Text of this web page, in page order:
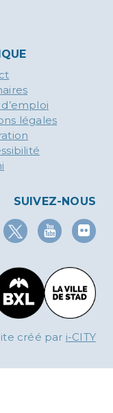
légales
SUIVEZ-NOUS
X
créé par i-CITY